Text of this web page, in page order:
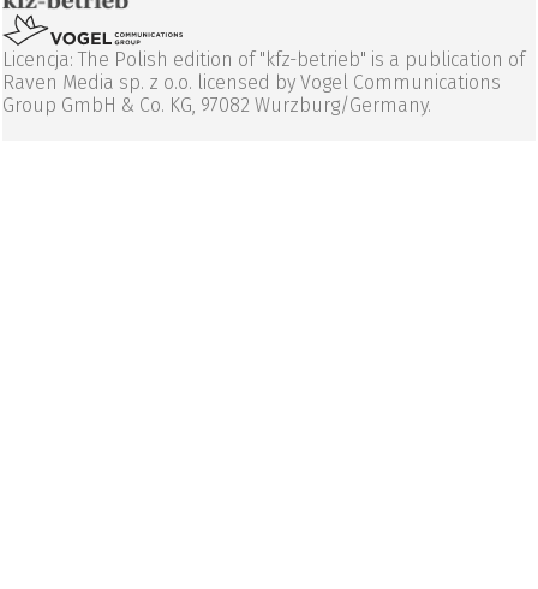
Licencja: The Polish edition of "kfz-betrieb" is a publication of
Raven Media sp. z o.o. licensed by Vogel Communications
Group GmbH & Co. KG, 97082 Wurzburg/Germany.